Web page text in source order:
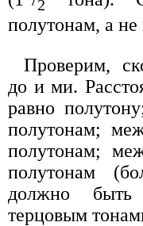
2
полутонам, а
Проверим,
до и ми.
равно
полутонам;
полутонам;
полутонам
должно
терцовым